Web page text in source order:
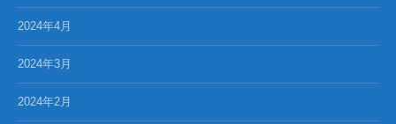
2024年4月
2024年3月
2024年2月